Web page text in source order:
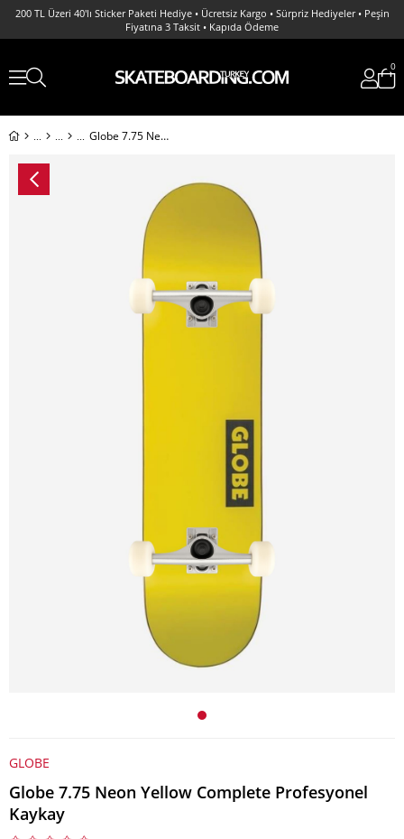
200 TL Üzeri 40'lı Sticker Paketi Hediye • Ücretsiz Kargo • Sürpriz Hediyeler • Peşin
Fiyatına 3 Taksit • Kapıda Ödeme
0
Globe 7.75 Neon Yellow Complete Profesyonel Kaykay
GLOBE
Globe 7.75 Neon Yellow Complete Profesyonel
Kaykay